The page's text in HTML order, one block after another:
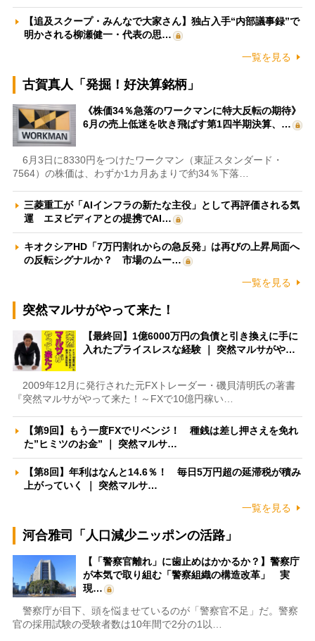
【追及スクープ・みんなで大家さん】独占入手“内部議事録”で
明かされる柳瀬健一・代表の思…
一覧を見る
古賀真人「発掘！好決算銘柄」
《株価34％急落のワークマンに特大反転の期待》
6月の売上低迷を吹き飛ばす第1四半期決算、…
6月3日に8330円をつけたワークマン（東証スタンダード・
7564）の株価は、わずか1カ月あまりで約34％下落…
三菱重工が「AIインフラの新たな主役」として再評価される気
運 エヌビディアとの提携でAI…
キオクシアHD「7万円割れからの急反発」は再びの上昇局面へ
の反転シグナルか？ 市場のムー…
一覧を見る
突然マルサがやって来た！
【最終回】1億6000万円の負債と引き換えに手に
入れたプライスレスな経験 ｜ 突然マルサがや…
2009年12月に発行された元FXトレーダー・磯貝清明氏の著書
『突然マルサがやって来た！～FXで10億円稼い…
【第9回】もう一度FXでリベンジ！ 種銭は差し押さえを免れ
た”ヒミツのお金” ｜ 突然マルサ…
【第8回】年利はなんと14.6％！ 毎日5万円超の延滞税が積み
上がっていく ｜ 突然マルサ…
一覧を見る
河合雅司「人口減少ニッポンの活路」
【「警察官離れ」に歯止めはかかるか？】警察庁
が本気で取り組む「警察組織の構造改革」 実
現…
警察庁が目下、頭を悩ませているのが「警察官不足」だ。警察
官の採用試験の受験者数は10年間で2分の1以…